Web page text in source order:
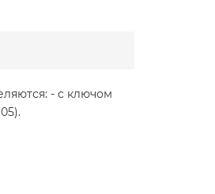
- с ключом